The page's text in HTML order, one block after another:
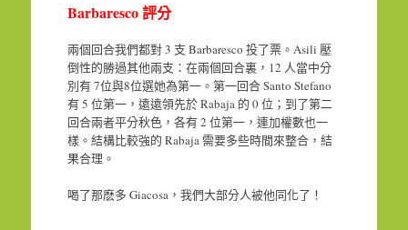
Barbaresco 評分
兩個回合我們都對 3 支 Barbaresco 投了票。Asili 壓
倒性的勝過其他兩支：在兩個回合裏，12 人當中分
別有 7位與8位選她為第一。第一回合 Santo Stefano
有 5 位第一，遠遠領先於 Rabaja 的 0 位；到了第二
回合兩者平分秋色，各有 2 位第一，連加權數也一
樣。結構比較強的 Rabaja 需要多些時間來整合，結
果合理。
喝了那麽多 Giacosa，我們大部分人被他同化了！